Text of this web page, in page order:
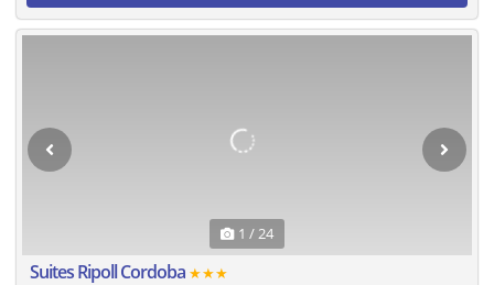
1 / 24
Suites Ripoll Cordoba ★★★